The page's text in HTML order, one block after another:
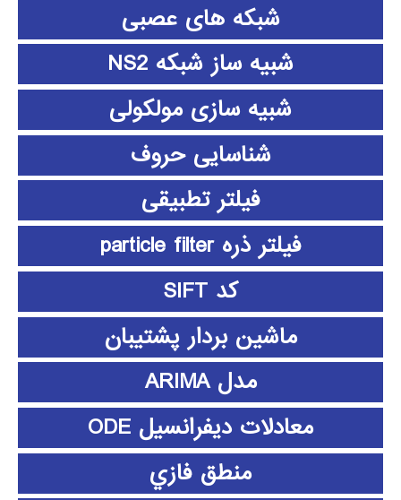
شبکه های عصبی
شبیه ساز شبکه NS2
شبیه سازی مولکولی
شناسایی حروف
فیلتر تطبیقی
فیلتر ذره particle filter
کد SIFT
ماشین بردار پشتیبان
مدل ARIMA
معادلات دیفرانسیل ODE
منطق فازي